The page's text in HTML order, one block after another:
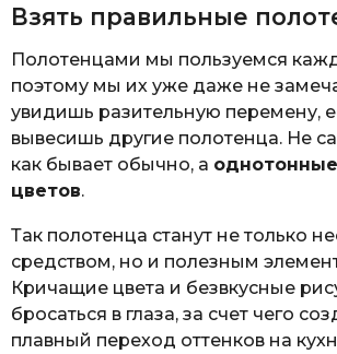
Взять правильные
Полотенцами мы пользуемся
поэтому мы их уже даже не
увидишь разительную перемену,
вывесишь другие полотенца. Не
как бывает обычно, а
цветов.
Так полотенца станут не только
средством, но и полезным
Кричащие цвета и безвкусные
бросаться в глаза, за счет чего
плавный переход оттенков на